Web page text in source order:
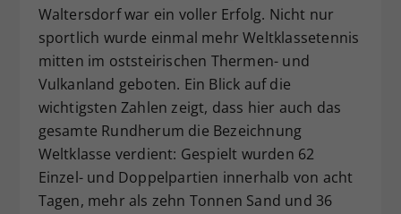
Waltersdorf war ein voller Erfolg. Nicht nur
sportlich wurde einmal mehr Weltklassetennis
mitten im oststeirischen Thermen- und
Vulkanland geboten. Ein Blick auf die
wichtigsten Zahlen zeigt, dass hier auch das
gesamte Rundherum die Bezeichnung
Weltklasse verdient: Gespielt wurden 62
Einzel- und Doppelpartien innerhalb von acht
Tagen, mehr als zehn Tonnen Sand und 36